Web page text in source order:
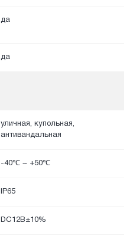
да
да
уличная, купольная,
антивандальная
-40℃ ~ +50℃
IP65
DC12В±10%